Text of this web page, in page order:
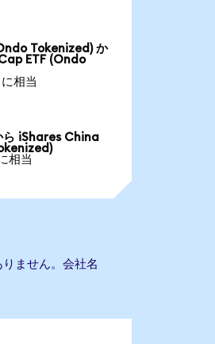
Tokenized) か
ETF (Ondo
相当
ら iShares China
相当
ません。会社名